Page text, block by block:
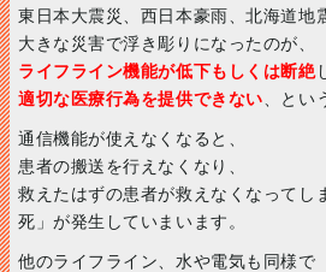
東日本大震災、西日本豪雨、北海道地
大きな災害で浮き彫りになったのが、
ライフライン機能が低下もしくは断絶
適切な医療行為を提供できない 、とい
通信機能が使えなくなると、
患者の搬送を行えなくなり、
救えたはずの患者が救えなくなってし
死」が発生していまいます。
他のライフライン、水や電気も同様で